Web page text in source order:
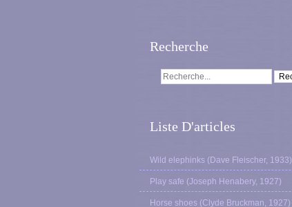
Recherche
Liste D'articles
Wild elephinks (Dave Fleischer, 1933)
Play safe (Joseph Henabery, 1927)
Horse shoes (Clyde Bruckman, 1927)